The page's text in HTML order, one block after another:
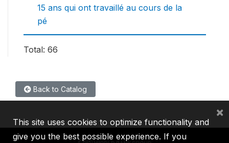
15 ans qui ont travaillé au cours de la
pé
Total: 66
Back to Catalog
This site uses cookies to optimize functionality and
give you the best possible experience. If you
×